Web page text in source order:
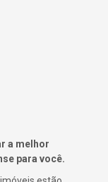
a melhor
para você.